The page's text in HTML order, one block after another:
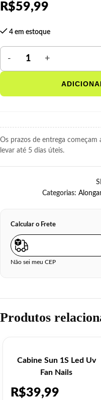
R$59,99
4 em estoque
Os prazos de entrega
levar até 5 dias úteis.
Categorias:
Calcular o Frete
Não sei meu CEP
Produtos
Cabine Sun 1S Led Uv
Fan Nails
R$39,99